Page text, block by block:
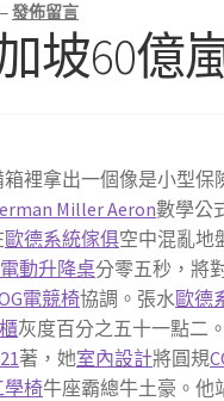
發佈留言
坡60億
裡拿出一個像是小型
Miller Aeron數學公
歐德系統傢俱空中混亂地
動升降桌分零五秒，將
電競椅協調。張水歐德
灰度百分之五十一點二
著，她室內設計將圓規
學椅牛座霸總牛土豪。他